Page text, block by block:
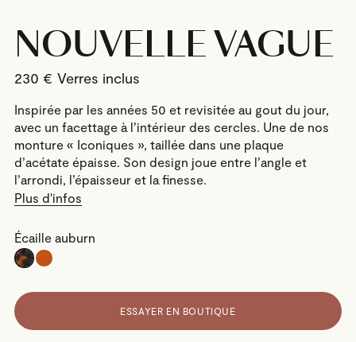
NOUVELLE VAGUE
230 €
Inspirée par les années 50 et revisitée au gout du jour,
avec un facettage à l’intérieur des cercles. Une de nos
monture « Iconiques », taillée dans une plaque
d’acétate épaisse. Son design joue entre l’angle et
l’arrondi, l’épaisseur et la finesse.
Plus d'infos
Écaille auburn
ESSAYER EN BOUTIQUE